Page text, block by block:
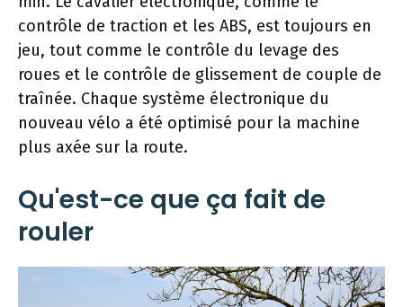
contrôle de traction et les ABS, est toujours en
jeu, tout comme le contrôle du levage des
roues et le contrôle de glissement de couple de
traînée. Chaque système électronique du
nouveau vélo a été optimisé pour la machine
plus axée sur la route.
Qu'est-ce que ça fait de
rouler